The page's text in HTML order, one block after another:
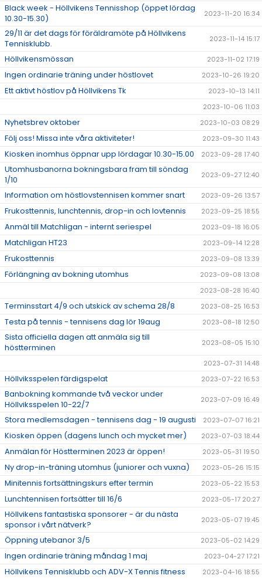
Black week - Höllvikens Tennisshop (öppet lördag
10.30-15.30)
2023-11-20 16:34
29/11 är det dags för föräldramöte på Höllvikens
Tennisklubb.
2023-11-14 15:17
Höllvikensmössan 2023-11-02 17:19
Ingen ordinarie träning under höstlovet 2023-10-26 19:20
Ett aktivt höstlov på Höllvikens Tk
2023-10-13 14:11
2023-10-06 11:03
Nyhetsbrev oktober 2023-10-03 08:29
Följ oss! Missa inte våra aktiviteter! 2023-09-30 11:43
Kiosken inomhus öppnar upp lördagar 10.30-15.00 2023-09-28 17:40
Utomhusbanorna bokningsbara fram till söndag
1/10
2023-09-27 12:40
Information om höstlovstennisen kommer snart 2023-09-26 13:57
Frukosttennis, lunchtennis, drop-in och lovtennis 2023-09-25 18:55
Anmäl till Matchligan - internt seriespel 2023-09-18 16:05
Matchligan HT23 2023-09-14 12:28
Frukosttennis 2023-09-08 13:39
Förlängning av bokning utomhus
2023-09-08 13:08
2023-08-28 16:40
Terminsstart 4/9 och utskick av schema 28/8 2023-08-25 16:53
Testa på tennis - tennisens dag lör 19aug 2023-08-18 12:50
Sista officiella dagen att anmäla sig till
höstterminen
2023-08-05 15:10
2023-07-31 14:48
Höllviksspelen färdigspelat 2023-07-22 16:53
Banbokning kommande två veckor under
Höllviksspelen 10-22/7
2023-07-09 16:49
Stora medlemsdagen - tennisens dag - 19 augusti 2023-07-07 16:21
Kiosken öppen (dagens lunch och mycket mer) 2023-07-03 18:44
Anmälan för Höstterminen 2023 är öppen! 2023-05-31 19:50
Ny drop-in-träning utomhus (juniorer och vuxna) 2023-05-26 15:15
Minitennis fortsättningskurs efter termin 2023-05-22 15:53
Lunchtennisen fortsätter till 16/6 2023-05-17 20:27
Höllvikens fantastiska sponsorer - är du nästa
sponsor i vårt nätverk?
2023-05-07 19:45
Öppning utebanor 3/5 2023-05-02 14:29
Ingen ordinarie träning måndag 1 maj 2023-04-27 17:21
Höllvikens Tennisklubb och ADV-X Tennis fitness 2023-04-16 18:55